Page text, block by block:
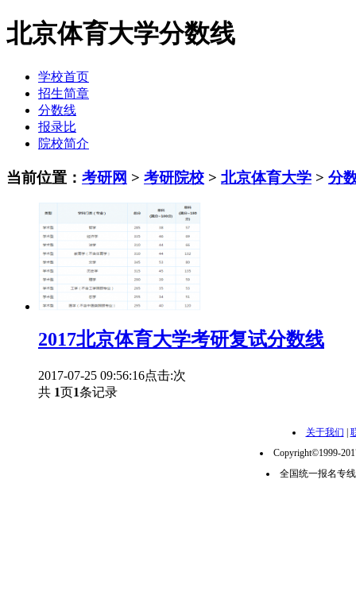
北京体育大学分数线
学校首页
招生简章
分数线
报录比
院校简介
当前位置： 考研网 > 考研院校 > 北京体育大学 > 分
2017北京体育大学考研复试分数线
2017-07-25 09:56:16点击:次
共 1页1条记录
关于我们
Copyright©1999-
全国统一报名专